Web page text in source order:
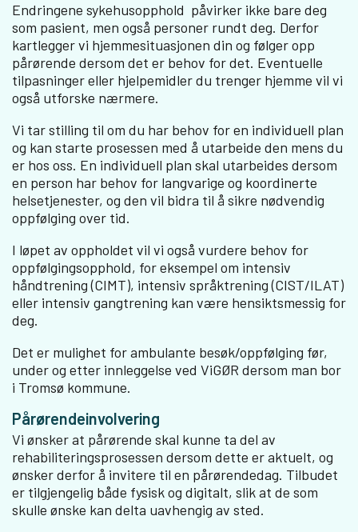
Endringene sykehusopphold påvirker ikke bare deg
som pasient, men også personer rundt deg. Derfor
kartlegger vi hjemmesituasjonen din og følger opp
pårørende dersom det er behov for det. Eventuelle
tilpasninger eller hjelpemidler du trenger hjemme vil vi
også utforske nærmere.
Vi tar stilling til om du har behov for en individuell plan
og kan starte prosessen med å utarbeide den mens du
er hos oss. En individuell plan skal utarbeides dersom
en person har behov for langvarige og koordinerte
helsetjenester, og den vil bidra til å sikre nødvendig
oppfølging over tid.
I løpet av oppholdet vil vi også vurdere behov for
oppfølgingsopphold, for eksempel om intensiv
håndtrening (CIMT), intensiv språktrening (CIST/ILAT)
eller intensiv gangtrening kan være hensiktsmessig for
deg.
Det er mulighet for ambulante besøk/oppfølging før,
under og etter innleggelse ved ViGØR dersom man bor
i Tromsø kommune.
Pårørendeinvolvering
Vi ønsker at pårørende skal kunne ta del av
rehabiliteringsprosessen dersom dette er aktuelt, og
ønsker derfor å invitere til en pårørendedag. Tilbudet
er tilgjengelig både fysisk og digitalt, slik at de som
skulle ønske kan delta uavhengig av sted.